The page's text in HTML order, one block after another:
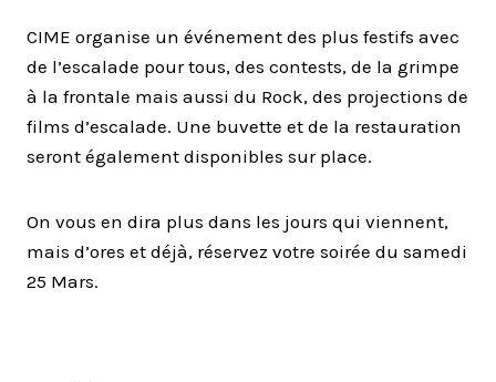
CIME organise un événement des plus festifs avec
de l’escalade pour tous, des contests, de la grimpe
à la frontale mais aussi du Rock, des projections de
films d’escalade. Une buvette et de la restauration
seront également disponibles sur place.
On vous en dira plus dans les jours qui viennent,
mais d’ores et déjà, réservez votre soirée du samedi
25 Mars.